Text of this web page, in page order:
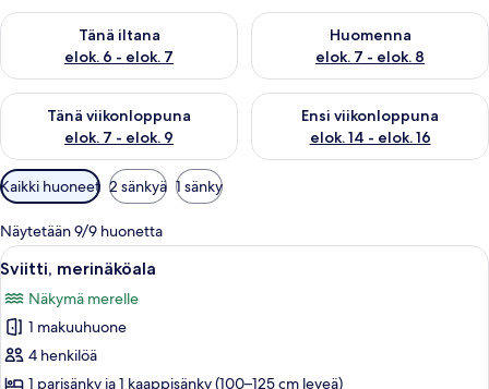
Tänä iltana
elok. 6 - elok. 7
Tarkista tämän illan saatavuus elok. 6 - elok. 7
Huomenna
elok. 7 - elok. 8
Tarkista huomisen saatavuus
Tänä viikonloppuna
elok. 7 - elok. 9
Tarkista tämän viikonlopun saatavuus elok. 7 - elok. 9
Ensi viikonloppuna
elok. 14 - elok. 16
Tarkista ensi viikonlopun
Huoneille
saatavilla
olevia
suodattimia
Kaikki huoneet 2 sänkyä 1 sänky
Näytetään 9/9 huonetta
Avaa
kaikki
huonetyypin
Sviitti,
merinäköala
kuvat
Moderni hotellihuone, jossa on
5
Sviitti, merinäköala
Näkymä merelle
1 makuuhuone
4 henkilöä
1 parisänky ja 1 kaappisänky (100–125 cm leveä)